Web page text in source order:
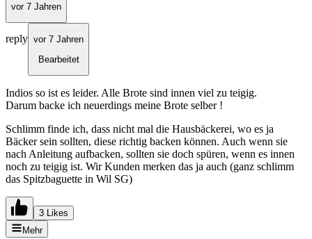
vor 7 Jahren
reply vor 7 Jahren
Bearbeitet
Indios so ist es leider. Alle Brote sind innen viel zu teigig.
Darum backe ich neuerdings meine Brote selber !
Schlimm finde ich, dass nicht mal die Hausbäckerei, wo es ja
Bäcker sein sollten, diese richtig backen können. Auch wenn sie
nach Anleitung aufbacken, sollten sie doch spüren, wenn es innen
noch zu teigig ist. Wir Kunden merken das ja auch (ganz schlimm
das Spitzbaguette in Wil SG)
3 Likes
Mehr